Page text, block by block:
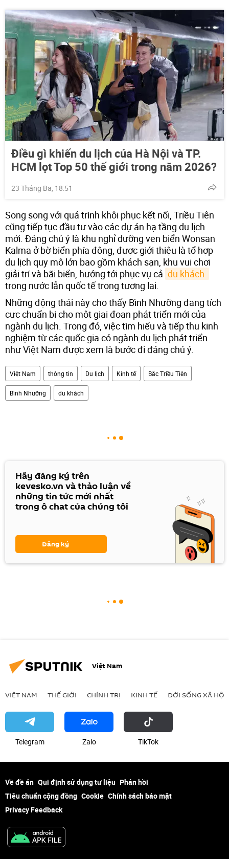
Điều gì khiến du lịch của Hà Nội và TP.
HCM lọt Top 50 thế giới trong năm 2026?
23 Tháng Ba, 18:51
Song song với quá trình khôi phục kết nối, Triều Tiên
cũng tiếp tục đầu tư vào các dự án hạ tầng du lịch
mới. Đáng chú ý là khu nghỉ dưỡng ven biển Wonsan
Kalma ở bờ biển phía đông, được giới thiệu là tổ hợp
du lịch quy mô lớn bao gồm khách sạn, khu vui chơi
giải trí và bãi biển, hướng tới phục vụ cả
trong nước lẫn quốc tế trong tương lai.
Những động thái này cho thấy Bình Nhưỡng đang tích
cực chuẩn bị cho một giai đoạn phát triển mới của
ngành du lịch. Trong đó, việc tìm hiểu và tiếp thu kinh
nghiệm từ các quốc gia có ngành du lịch phát triển
như Việt Nam được xem là bước đi đáng chú ý.
Việt Nam thông tin Du lịch Kinh tế Bắc Triều Tiên
Bình Nhưỡng du khách
Hãy đăng ký trên
kevesko.vn và thảo luận về
những tin tức mới nhất
trong ô chat của chúng tôi
Đăng ký
Việt Nam
VIỆT NAM THẾ GIỚI CHÍNH TRỊ KINH TẾ ĐỜI SỐNG XÃ HỘI
Telegram Zalo ТikТоk
Về đề án Qui định sử dụng tư liệu Phản hồi
Tiêu chuẩn cộng đồng Cookie Chính sách bảo mật
Privacy Feedback